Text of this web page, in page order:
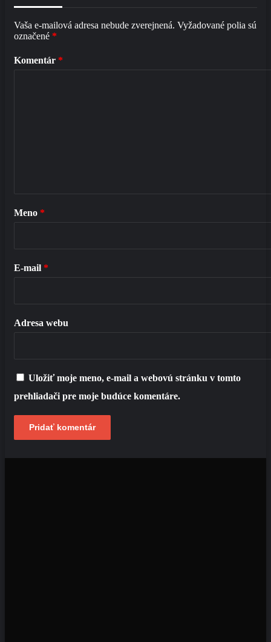
Vaša e-mailová adresa nebude zverejnená. Vyžadované polia sú
označené *
Komentár *
Meno *
E-mail *
Adresa webu
Uložiť moje meno, e-mail a webovú stránku v tomto
prehliadači pre moje budúce komentáre.